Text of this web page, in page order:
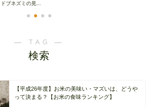
ブネズミの見...
― TAG ―
検索
【平成26年度】お米の美味い・マズいは、どうや
って決まる？【お米の食味ランキング】